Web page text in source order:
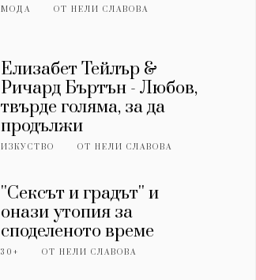
МОДА ОТНЕЛИ СЛАВОВА
Елизабет Тейлър &
Ричард Бъртън - Любов,
твърде голяма, за да
продължи
ИЗКУСТВО ОТНЕЛИ СЛАВОВА
''Сексът и градът'' и
онази утопия за
споделеното време
30+ ОТНЕЛИ СЛАВОВА